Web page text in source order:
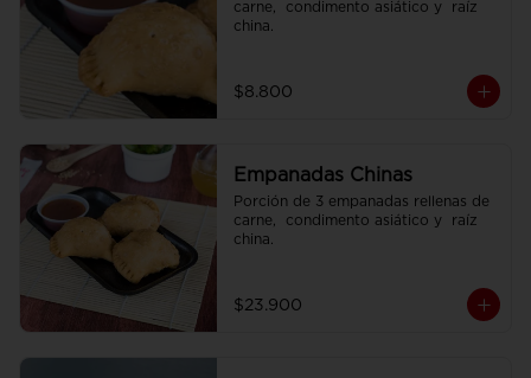
carne,  condimento asiático y  raíz
china.
$8.800
Empanadas Chinas
Porción de 3 empanadas rellenas de
carne,  condimento asiático y  raíz
china.
$23.900